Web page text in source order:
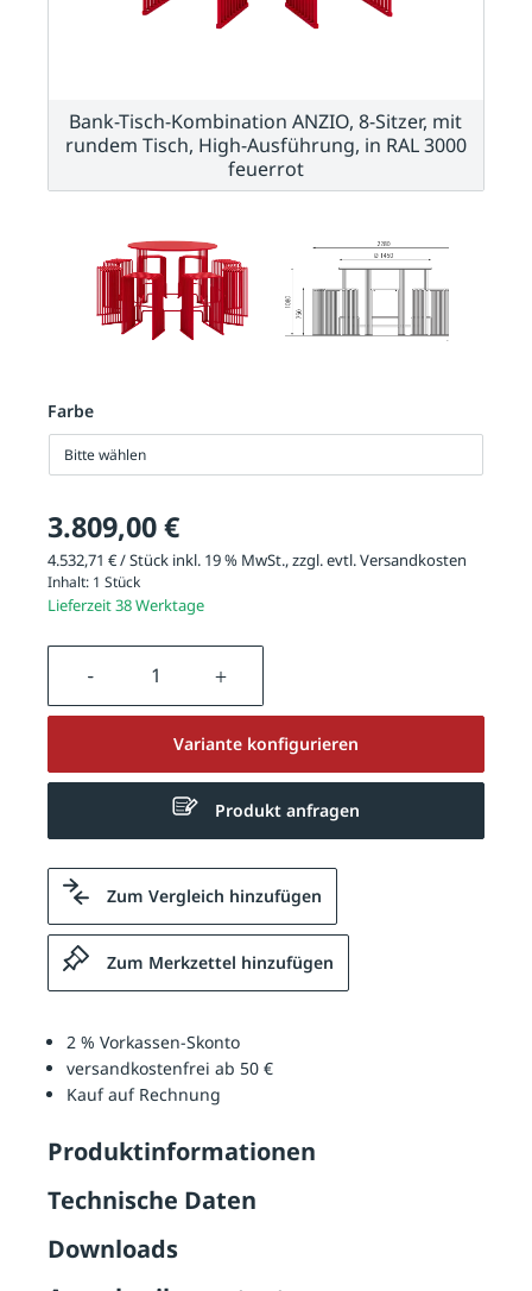
Farbe
Bitte wählen
3.809,00 €
4.532,71 € / Stück inkl. 19 % MwSt., zzgl. evtl.Versandkosten
Inhalt: 1 Stück
Lieferzeit 38 Werktage
Produkt Anzahl: Gib den
Variante konfigurieren
Produkt anfragen
Zum Vergleich hinzufügen
Zum Merkzettel hinzufügen
2 % Vorkassen-Skonto
versandkostenfrei ab 50 €
Kauf auf Rechnung
Produktinformationen
Technische Daten
Downloads
Bank-Tisch-Kombination ANZIO, 8-Sitzer, mit
rundem Tisch, High-Ausführung, in RAL 3000
feuerrot